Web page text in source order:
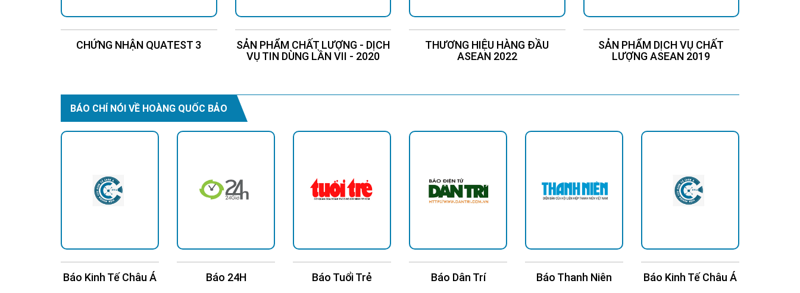
CHỨNG NHẬN QUATEST 3
SẢN PHẨM CHẤT LƯỢNG - DỊCH
VỤ TIN DÙNG LẦN VII - 2020
THƯƠNG HIỆU HÀNG ĐẦU
ASEAN 2022
SẢN PHẨM DỊCH VỤ CHẤT
LƯỢNG ASEAN 2019
BÁO CHÍ NÓI VỀ HOÀNG QUỐC BẢO
Báo Kinh Tế Châu Á Báo 24H Báo Tuổi Trẻ Báo Dân Trí Báo Thanh Niên Báo Kinh Tế Châu Á